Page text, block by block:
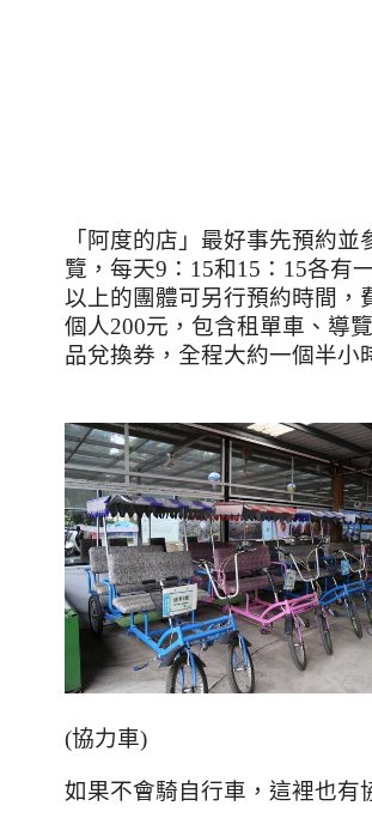
「阿度的店」最好事先預約並
覽，每天9 ： 15和15 ： 15各有
以上的團體可另行預約時間，
個人200元，包含租單車、導
品兌換券，全程大約一個半小
(協力車)
如果不會騎自行車，這裡也有